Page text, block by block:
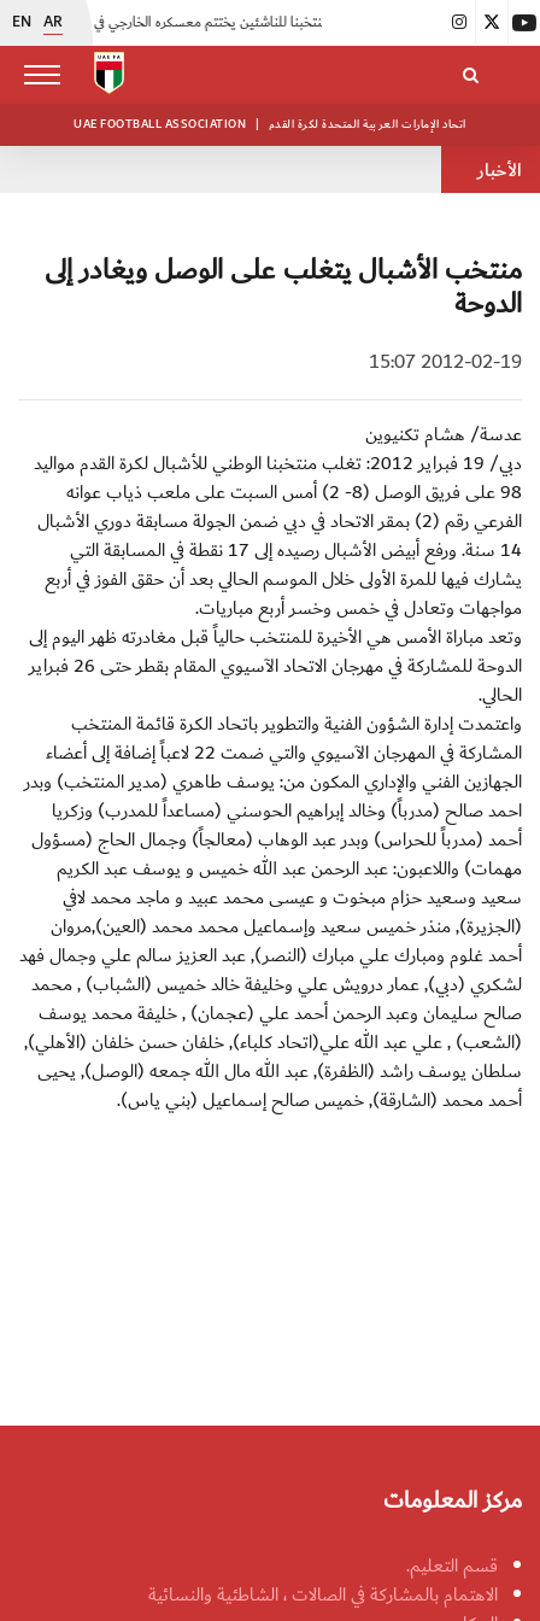
EN AR
اتحاد الكرة يُنظم ورشة عمل للمراقبين المعتمدين |
UAE FOOTBALL ASSOCIATION | اتحاد الإمارات العربية المتحدة لكرة القدم
الأخبار
منتخب الأشبال يتغلب على الوصل ويغادر إلى
الدوحة
2012-02-19 15:07
عدسة/ هشام تكنيوين
دبي/ 19 فبراير 2012: تغلب منتخبنا الوطني للأشبال لكرة القدم مواليد
98 على فريق الوصل (8- 2) أمس السبت على ملعب ذياب عوانه
الفرعي رقم (2) بمقر الاتحاد في دبي ضمن الجولة مسابقة دوري الأشبال
14 سنة. ورفع أبيض الأشبال رصيده إلى 17 نقطة في المسابقة التي
يشارك فيها للمرة الأولى خلال الموسم الحالي بعد أن حقق الفوز في أربع
مواجهات وتعادل في خمس وخسر أربع مباريات.
وتعد مباراة الأمس هي الأخيرة للمنتخب حالياً قبل مغادرته ظهر اليوم إلى
الدوحة للمشاركة في مهرجان الاتحاد الآسيوي المقام بقطر حتى 26 فبراير
الحالي.
واعتمدت إدارة الشؤون الفنية والتطوير باتحاد الكرة قائمة المنتخب
المشاركة في المهرجان الآسيوي والتي ضمت 22 لاعباً إضافة إلى أعضاء
الجهازين الفني والإداري المكون من: يوسف طاهري (مدير المنتخب) وبدر
احمد صالح (مدرباً) وخالد إبراهيم الحوسني (مساعداً للمدرب) وزكريا
أحمد (مدرباً للحراس) وبدر عبد الوهاب (معالجاً) وجمال الحاج (مسؤول
مهمات) واللاعبون: عبد الرحمن عبد الله خميس و يوسف عبد الكريم
سعيد وسعيد حزام مبخوت و عيسى محمد عبيد و ماجد محمد لافي
(الجزيرة), منذر خميس سعيد وإسماعيل محمد محمد (العين),مروان
أحمد غلوم ومبارك علي مبارك (النصر), عبد العزيز سالم علي وجمال فهد
لشكري (دبي), عمار درويش علي وخليفة خالد خميس (الشباب) , محمد
صالح سليمان وعبد الرحمن أحمد علي (عجمان) , خليفة محمد يوسف
(الشعب) , علي عبد الله علي(اتحاد كلباء), خلفان حسن خلفان (الأهلي),
سلطان يوسف راشد (الظفرة), عبد الله مال الله جمعه (الوصل), يحيى
أحمد محمد (الشارقة), خميس صالح إسماعيل (بني ياس).
مركز المعلومات
قسم التعليم.
الاهتمام بالمشاركة في الصالات ، الشاطئية والنسائية